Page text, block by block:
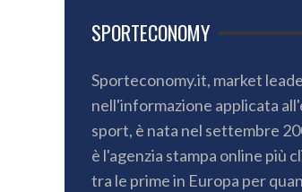
SPORTECONOMY
Sporteconomy.it, market
nell'informazione applicata
sport, è nata nel settembre
è l'agenzia stampa online più
tra le prime in Europa per